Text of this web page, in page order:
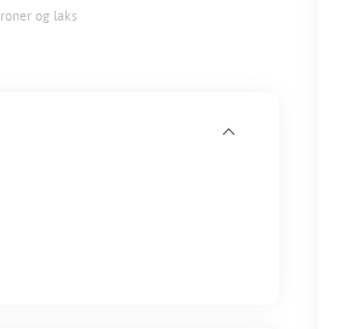
og laks